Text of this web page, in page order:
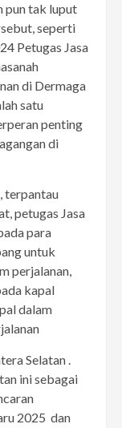
pun tak luput
seperti
Petugas Jasa
di Dermaga
satu
penting
di
terpantau
petugas Jasa
para
untuk
perjalanan,
kapal
dalam
Selatan .
ini sebagai
2025 dan